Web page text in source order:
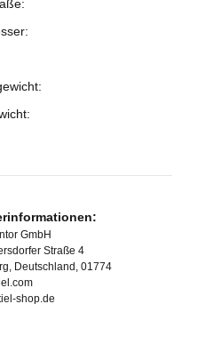
GmbH
Straße 4
Deutschland, 01774
shop.de